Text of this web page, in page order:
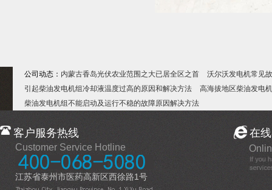
公司动态： 内蒙古香岛光伏农业范围之大已居全区之首
沃尔沃发电机常见
引起柴油发电机组冷却液温度过高的原因和解决方法
高海拔地区柴油发电
柴油发电机组不能启动及运行不稳的故障原因解决方法
客户服务热线
Customer Service Hotline
江苏省泰州市医药高新区西徐路1号
在